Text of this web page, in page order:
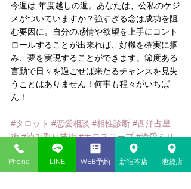
今週は 年度越しの週。あなたは、公私のケジ
メがついていますか？強すぎる念は成功を阻
む要因に。自分の感情や欲望を上手にコント
ロールすることが出来れば、好機を確実に掴
み、夢を実現することができます。節度ある
言動で日々を過ごせば来たるチャンスを見失
うことはありません！何事も程々がいちば
ん！
#タロット #恋愛相談 #相性診断 #西洋占星
術 #読み取り技術 #ホロスコープ #逢愛ミリ
サ #ルーン #オラクルカード #恋愛
#数
秘術
#ミリサ
Phone LINE WEB予約 新宿本店 池袋店